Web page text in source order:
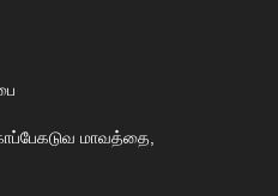
மாவத்தை,